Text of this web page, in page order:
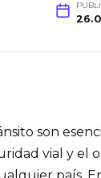
son
vial y el